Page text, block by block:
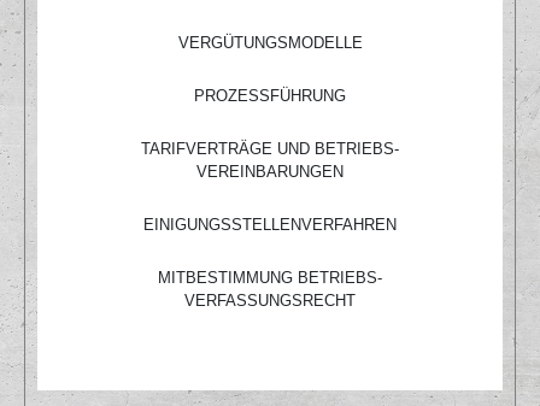
VERGÜTUNGSMODELLE
PROZESSFÜHRUNG
TARIFVERTRÄGE UND BETRIEBS-
VEREINBARUNGEN
EINIGUNGS­STELLEN­VERFAHREN
MITBESTIMMUNG BETRIEBS-
VERFASSUNGSRECHT